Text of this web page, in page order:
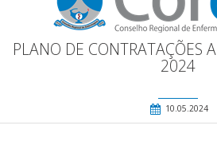
PLANO DE CONTRATAÇÕES
2024
10.05.2024